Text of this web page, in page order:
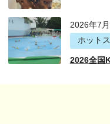
2026年7
ホット
2026全国